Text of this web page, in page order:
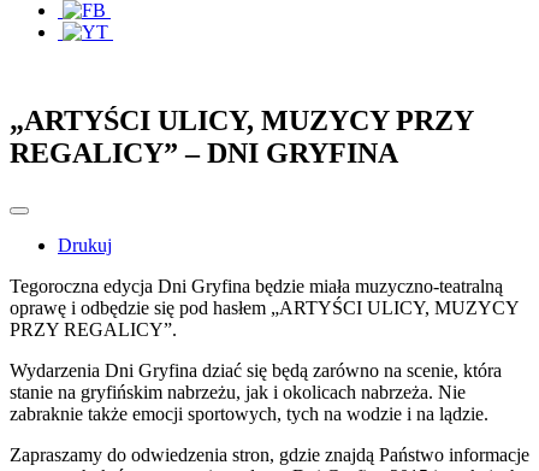
„ARTYŚCI ULICY, MUZYCY PRZY
REGALICY” – DNI GRYFINA
Drukuj
Tegoroczna edycja Dni Gryfina będzie miała muzyczno-teatralną
oprawę i odbędzie się pod hasłem „ARTYŚCI ULICY, MUZYCY
PRZY REGALICY”.
Wydarzenia Dni Gryfina dziać się będą zarówno na scenie, która
stanie na gryfińskim nabrzeżu, jak i okolicach nabrzeża. Nie
zabraknie także emocji sportowych, tych na wodzie i na lądzie.
Zapraszamy do odwiedzenia stron, gdzie znajdą Państwo informacje